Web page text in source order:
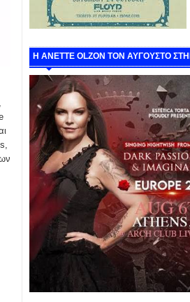
Η ANETTE OLZON ΤΟΝ ΑΥΓΟΥΣΤΟ